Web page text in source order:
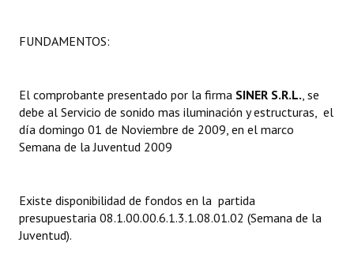
NORMATIVA
Comunicaciones
Resoluciones
Resoluciones de Presidencia
FUNDAMENTOS:
El comprobante presentado por la firma SINER S.R.L., se
debe al Servicio de sonido mas iluminación y estructuras, el
día domingo 01 de Noviembre de 2009, en el marco
Semana de la Juventud 2009
Existe disponibilidad de fondos en la partida
presupuestaria 08.1.00.00.6.1.3.1.08.01.02 (Semana de la
Juventud).